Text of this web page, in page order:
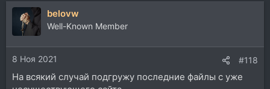
belovw
Well-Known Member
8 Ноя 2021 #118
На всякий случай подгружу последние файлы с уже